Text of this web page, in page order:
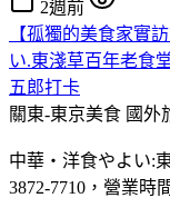
2週前
【孤獨的美食家實
い.東淺草百年老食
五郎打卡
關東-東京美食 國外
中華・洋食やよい:
3872-7710，營業時